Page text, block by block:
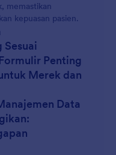
memastikan
kepuasan pasien.
Sesuai
Penting
Merek dan
Data